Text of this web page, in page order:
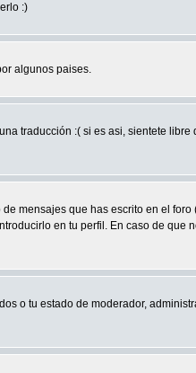
:)
algunos paises.
traducción :( si es asi, sientete
mensajes que has escrito en el
en tu perfil. En caso de
o tu estado de moderador,